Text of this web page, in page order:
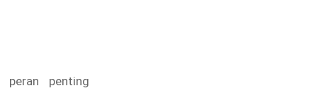
peran penting